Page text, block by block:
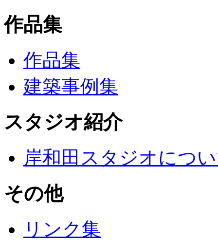
作品集
作品集
建築事例集
スタジオ紹介
岸和田スタジオにつ
その他
リンク集